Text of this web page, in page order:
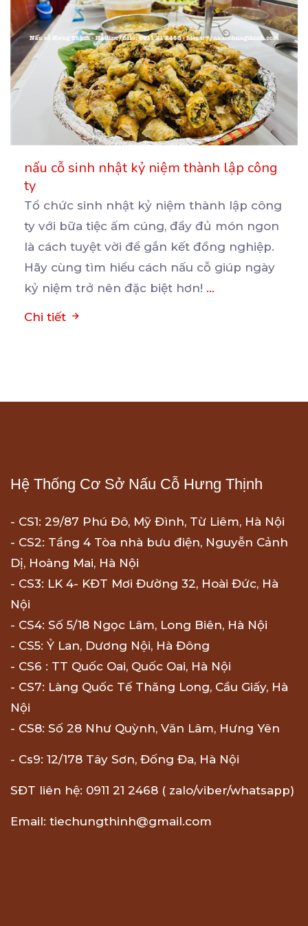
nấu cỗ sinh nhật kỷ niệm thành lập công
ty
Tổ chức sinh nhật kỷ niệm thành lập công
ty với bữa tiệc ấm cúng, đầy đủ món ngon
là cách tuyệt vời để gắn kết đồng nghiệp.
Hãy cùng tìm hiểu cách nấu cỗ giúp ngày
kỷ niệm trở nên đặc biệt hơn! ...
Chi tiết
Hệ Thống Cơ Sở Nấu Cỗ Hưng Thịnh
- CS1: 29/87 Phú Đô, Mỹ Đình, Từ Liêm, Hà Nội
- CS2: Tầng 4 Tòa nhà bưu điện, Nguyễn Cảnh
Dị, Hoàng Mai, Hà Nội
- CS3: LK 4- KĐT Mơi Đường 32, Hoài Đức, Hà
Nội
- CS4: Số 5/18 Ngọc Lâm, Long Biên, Hà Nội
- CS5: Ỷ Lan, Dương Nội, Hà Đông
- CS6 : TT Quốc Oai, Quốc Oai, Hà Nội
- CS7: Làng Quốc Tế Thăng Long, Cầu Giấy, Hà
Nội
- CS8: Số 28 Như Quỳnh, Văn Lâm, Hưng Yên
- Cs9: 12/178 Tây Sơn, Đống Đa, Hà Nội
SĐT liên hệ: 0911 21 2468 ( zalo/viber/whatsapp)
Email: tiechungthinh@gmail.com